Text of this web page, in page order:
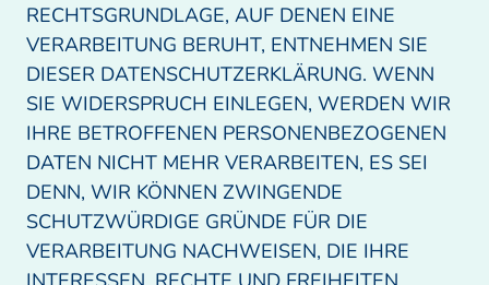
RECHTSGRUNDLAGE, AUF DENEN EINE
VERARBEITUNG BERUHT, ENTNEHMEN SIE
DIESER DATENSCHUTZERKLÄRUNG. WENN
SIE WIDERSPRUCH EINLEGEN, WERDEN WIR
IHRE BETROFFENEN PERSONENBEZOGENEN
DATEN NICHT MEHR VERARBEITEN, ES SEI
DENN, WIR KÖNNEN ZWINGENDE
SCHUTZWÜRDIGE GRÜNDE FÜR DIE
VERARBEITUNG NACHWEISEN, DIE IHRE